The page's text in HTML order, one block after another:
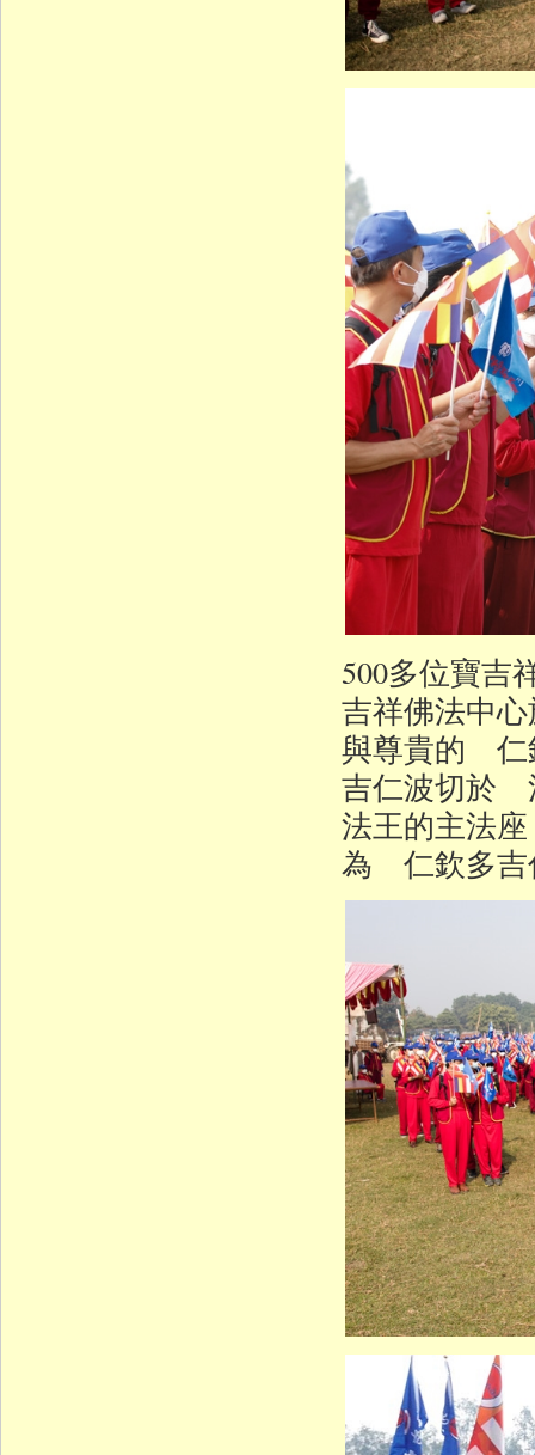
500多位寶吉
吉祥佛法中
與尊貴的 仁
吉仁波切於
法王的主法
為 仁欽多吉